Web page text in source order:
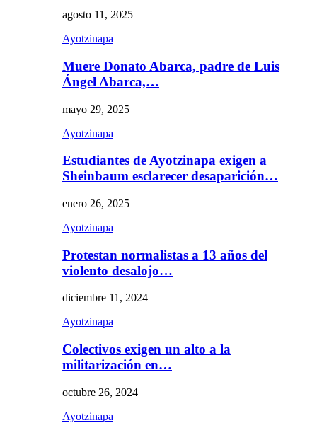
agosto 11, 2025
Ayotzinapa
Muere Donato Abarca, padre de Luis
Ángel Abarca,…
mayo 29, 2025
Ayotzinapa
Estudiantes de Ayotzinapa exigen a
Sheinbaum esclarecer desaparición…
enero 26, 2025
Ayotzinapa
Protestan normalistas a 13 años del
violento desalojo…
diciembre 11, 2024
Ayotzinapa
Colectivos exigen un alto a la
militarización en…
octubre 26, 2024
Ayotzinapa